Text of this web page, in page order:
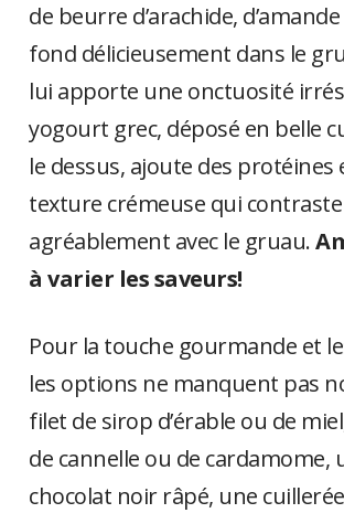
de beurre d’arachide,
fond délicieusement dans le
lui apporte une onctuosité
yogourt grec, déposé en belle
le dessus, ajoute des protéines
texture crémeuse qui contraste
agréablement avec le gruau.
à varier les saveurs!
Pour la touche gourmande et
les options ne manquent pas
filet de sirop d’érable ou de
de cannelle ou de cardamome,
chocolat noir râpé, une